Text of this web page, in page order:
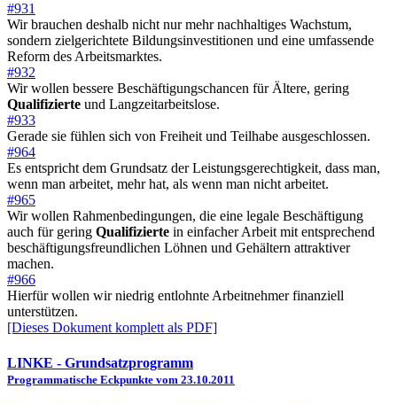
#931
Wir brauchen deshalb nicht nur mehr nachhaltiges Wachstum,
sondern zielgerichtete Bildungsinvestitionen und eine umfassende
Reform des Arbeitsmarktes.
#932
Wir wollen bessere Beschäftigungschancen für Ältere, gering
Qualifizierte und Langzeitarbeitslose.
#933
Gerade sie fühlen sich von Freiheit und Teilhabe ausgeschlossen.
#964
Es entspricht dem Grundsatz der Leistungsgerechtigkeit, dass man,
wenn man arbeitet, mehr hat, als wenn man nicht arbeitet.
#965
Wir wollen Rahmenbedingungen, die eine legale Beschäftigung
auch für gering Qualifizierte in einfacher Arbeit mit entsprechend
beschäftigungsfreundlichen Löhnen und Gehältern attraktiver
machen.
#966
Hierfür wollen wir niedrig entlohnte Arbeitnehmer finanziell
unterstützen.
[Dieses Dokument komplett als PDF]
LINKE - Grundsatzprogramm
Programmatische Eckpunkte vom 23.10.2011